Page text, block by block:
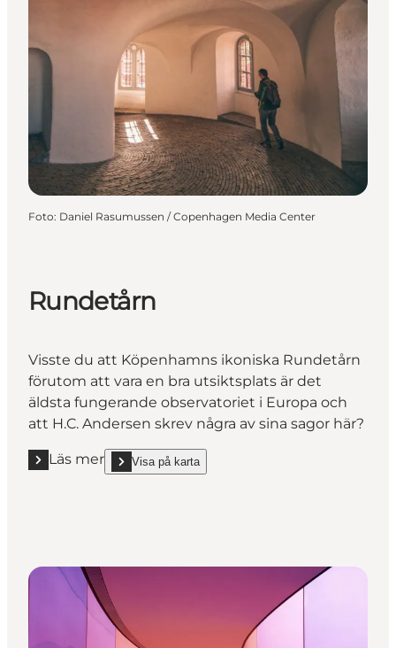
Foto: Daniel Rasumussen / Copenhagen Media Center
Rundetårn
Visste du att Köpenhamns ikoniska Rundetårn
förutom att vara en bra utsiktsplats är det
äldsta fungerande observatoriet i Europa och
att H.C. Andersen skrev några av sina sagor här?
Läs mer
Läs mer "Rundetårn"
Visa på karta
show Rundetårn on_map